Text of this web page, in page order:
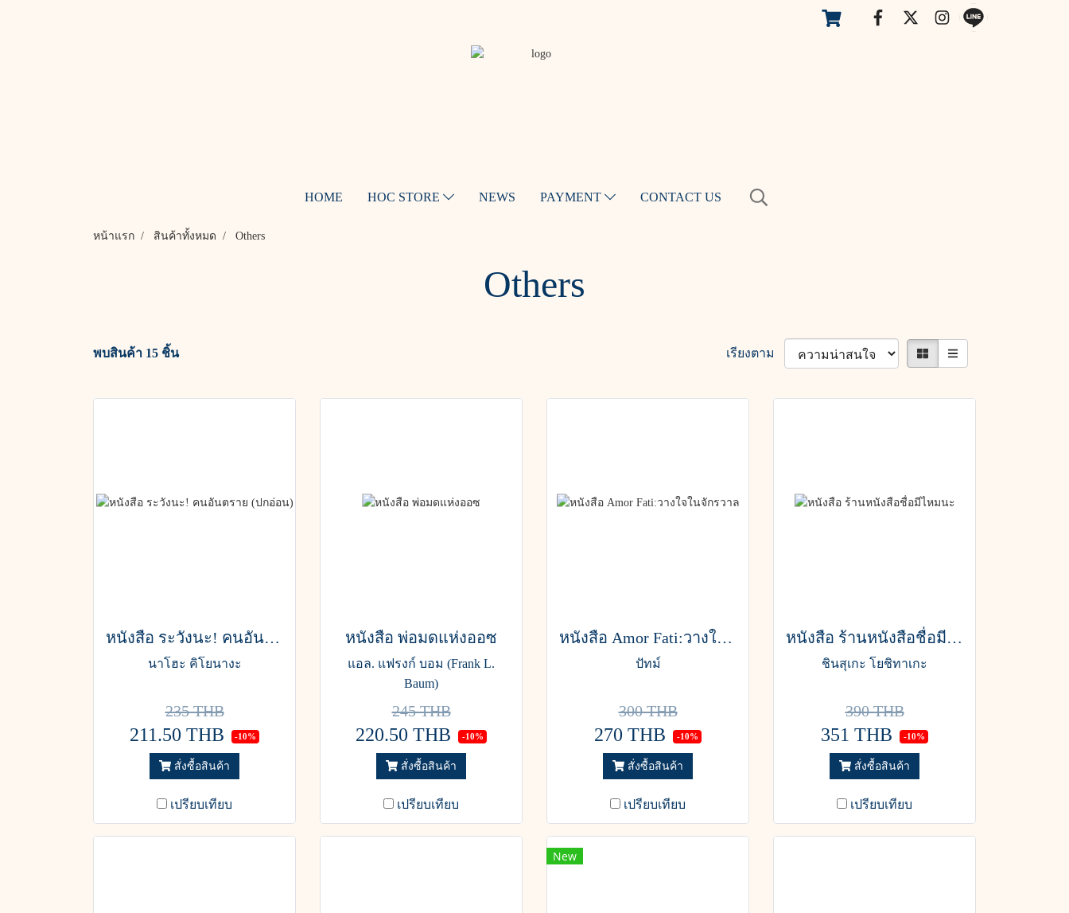
HOME HOC STORE NEWS PAYMENT CONTACT US
หน้าแรก สินค้าทั้งหมด Others
Others
พบสินค้า 15 ชิ้น เรียงตาม
หนังสือ ระวังนะ! คนอันตราย (ปกอ่อน)
นาโฮะ คิโยนางะ
235 THB
211.50 THB -10%
สั่งซื้อสินค้า
เปรียบเทียบ
หนังสือ พ่อมดแห่งออซ
แอล. แฟรงก์ บอม (Frank L.
Baum)
245 THB
220.50 THB -10%
สั่งซื้อสินค้า
เปรียบเทียบ
หนังสือ Amor Fati:วางใจในจักรวาล
ปัทม์
300 THB
270 THB -10%
สั่งซื้อสินค้า
เปรียบเทียบ
หนังสือ ร้านหนังสือชื่อมีไหมนะ
ชินสุเกะ โยชิทาเกะ
390 THB
351 THB -10%
สั่งซื้อสินค้า
เปรียบเทียบ
New